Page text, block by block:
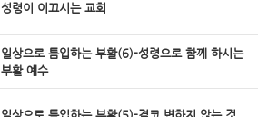
성령이 이끄시는 교회
일상으로 틈입하는 부활(6)-성령으로 함께 하시는
부활 예수